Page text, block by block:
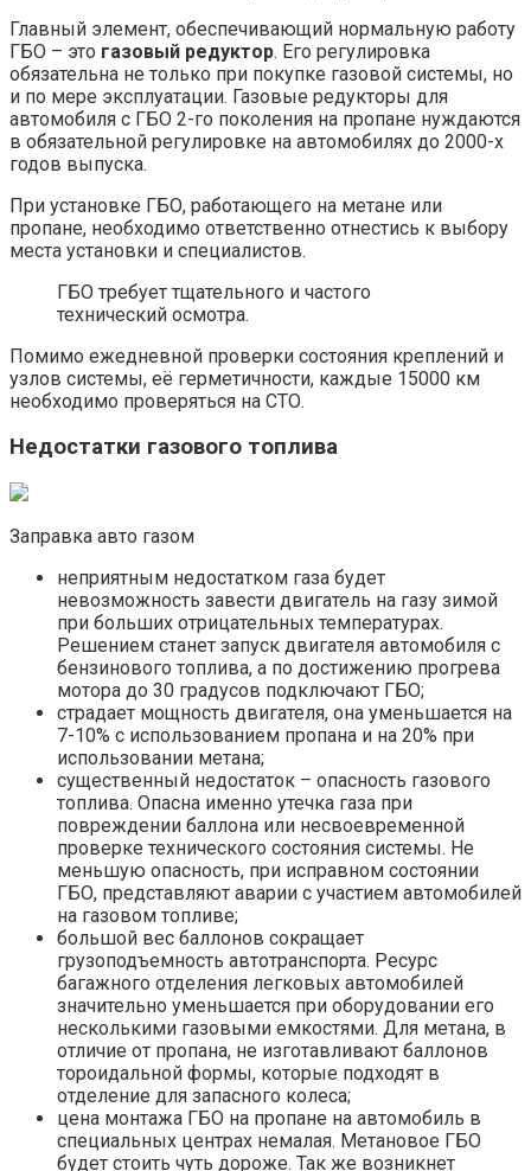
Главный элемент, обеспечивающий нормальную работу
ГБО – это газовый редуктор. Его регулировка
обязательна не только при покупке газовой системы, но
и по мере эксплуатации. Газовые редукторы для
автомобиля с ГБО 2-го поколения на пропане нуждаются
в обязательной регулировке на автомобилях до 2000-х
годов выпуска.
При установке ГБО, работающего на метане или
пропане, необходимо ответственно отнестись к выбору
места установки и специалистов.
ГБО требует тщательного и частого
технический осмотра.
Помимо ежедневной проверки состояния креплений и
узлов системы, её герметичности, каждые 15000 км
необходимо проверяться на СТО.
Недостатки газового топлива
Заправка авто газом
неприятным недостатком газа будет
невозможность завести двигатель на газу зимой
при больших отрицательных температурах.
Решением станет запуск двигателя автомобиля с
бензинового топлива, а по достижению прогрева
мотора до 30 градусов подключают ГБО;
страдает мощность двигателя, она уменьшается на
7-10% с использованием пропана и на 20% при
использовании метана;
существенный недостаток – опасность газового
топлива. Опасна именно утечка газа при
повреждении баллона или несвоевременной
проверке технического состояния системы. Не
меньшую опасность, при исправном состоянии
ГБО, представляют аварии с участием автомобилей
на газовом топливе;
большой вес баллонов сокращает
грузоподъемность автотранспорта. Ресурс
багажного отделения легковых автомобилей
значительно уменьшается при оборудовании его
несколькими газовыми емкостями. Для метана, в
отличие от пропана, не изготавливают баллонов
тороидальной формы, которые подходят в
отделение для запасного колеса;
цена монтажа ГБО на пропане на автомобиль в
специальных центрах немалая. Метановое ГБО
будет стоить чуть дороже. Так же возникнет